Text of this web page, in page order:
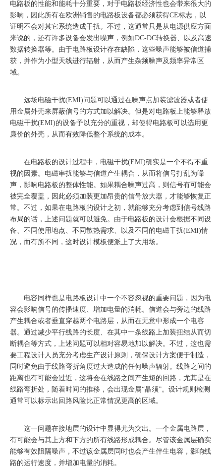
电路板的性能和能耗十分重要，对于电路板经济性也会带来很大的
影响，因此所有在欧洲销售的电路板设备都必须获得CE标志，以
证明不会对其它系统造成干扰。不过，这通常只是从电源供应方面
来说的，还有许多设备会发出噪声，例如DC-DC转换器、以及高速
数据转换器等。由于电路板设计存在缺陷，这些噪声能够被信道捕
获，并作为小型天线进行辐射，从而产生杂频噪声及频率异常区
域。
远场电磁干扰(EMI)问题可以通过在噪声点加装滤波器或者使
用金属外壳来屏蔽信号的方式加以解决。但是对电路板上能够释放
电磁干扰(EMI)的设备予以充分的重视，却使得电路板可以选用更
廉价的外壳，从而有效降低整个系统的成本。
在电路板的设计过程中，电磁干扰(EMI)确实是一个不得不重
视的因素。电磁串扰能够与信道产生耦合，从而将信号打乱为噪
声，影响电路板的整体性能。如果耦合噪声过高，则信号有可能会
被完全覆盖，因此必须加装更加昂贵的信号放大器，才能够恢复正
常。不过，如果在电路板的设计之初，就能够充分考虑到信号线路
布局的话，上述问题就可以避免。由于电路板的设计会根据不同设
备、不同使用地点、不同散热需求、以及不同的电磁干扰(EMI)情
况，而有所不同，这时设计模板便派上了大用场。
电容同样也是电路板设计中一个不容忽视的重要问题，因为电
容会影响信号的传播速度、增加电量的消耗。信道会与旁边的线路
产生耦合或者垂直穿越两个电路层，从而在无意中形成一个电容
器。通过减少平行线路的长度、在其中一条线路上加装扭结从而切
断耦合等方式，上述问题可以相对容易地加以解决。不过，这也需
要工程设计人员充分考虑生产设计原则，确保设计方案便于制造，
同时避免由于线路弯折角度过大造成的任何噪声辐射。线路之间的
距离也有可能会过近，这将会在线路之间产生短的回路，尤其是在
线路弯折处，随着时间的推移，会出现金属“晶须”。设计规则检测
通常可以标示出回路风险比正常情况更高的区域。
这一问题在接地层的设计中显得尤为突出。一个金属电路层，
有可能会与其上方和下方的所有线路形成耦合。尽管该金属层确实
能够有效阻隔噪声，不过该金属层同时也会产生伴生电容，影响线
路的运行速度，并增加电量的消耗。